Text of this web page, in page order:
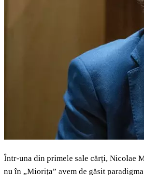
Într-una din primele sale cărți, Nicolae
nu în „Miorița” avem de găsit